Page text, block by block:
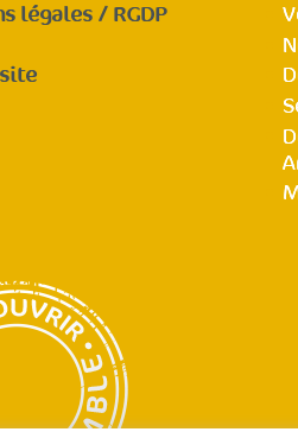
légales / RGDP